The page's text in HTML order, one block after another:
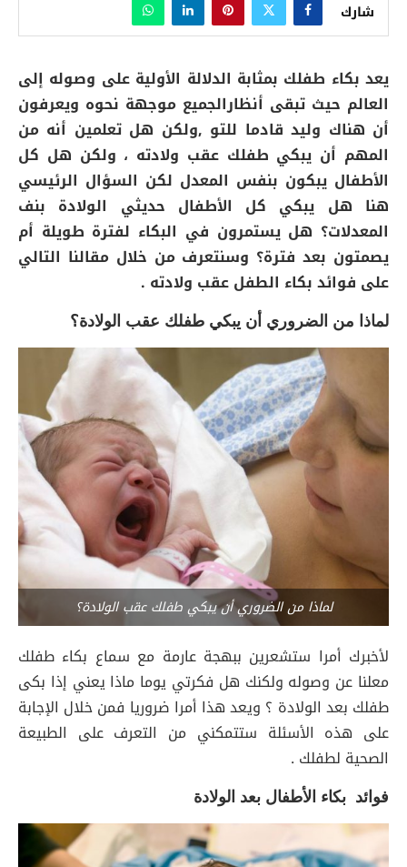
شارك
يعد بكاء طفلك بمثابة الدلالة الأولية على وصوله إلى
العالم حيث تبقى أنظارالجميع موجهة نحوه ويعرفون
أن هناك وليد قادما للتو ,ولكن هل تعلمين أنه من
المهم أن يبكي طفلك عقب ولادته ، ولكن هل كل
الأطفال يبكون بنفس المعدل لكن السؤال الرئيسي
هنا هل يبكي كل الأطفال حديثي الولادة بنف
المعدلات؟ هل يستمرون في البكاء لفترة طويلة أم
يصمتون بعد فترة؟ وسنتعرف من خلال مقالنا التالي
على فوائد بكاء الطفل عقب ولادته .
لماذا من الضروري أن يبكي طفلك عقب الولادة؟
لماذا من الضروري أن يبكي طفلك عقب الولادة؟
لأخبرك أمرا ستشعرين ببهجة عارمة مع سماع بكاء طفلك
معلنا عن وصوله ولكنك هل فكرتي يوما ماذا يعني إذا بكى
طفلك بعد الولادة ؟ ويعد هذا أمرا ضروريا فمن خلال الإجابة
على هذه الأسئلة ستتمكني من التعرف على الطبيعة
الصحية لطفلك .
فوائد بكاء الأطفال بعد الولادة